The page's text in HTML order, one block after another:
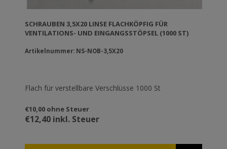
SCHRAUBEN 3,5X20 LINSE FLACHKÖPFIG FÜR
VENTILATIONS- UND EINGANGSSTÖPSEL (1000 ST)
Artikelnummer: NS-NOB-3,5X20
Flach für verstellbare Verschlüsse 1000 St
€10,00 ohne Steuer
€12,40 inkl. Steuer